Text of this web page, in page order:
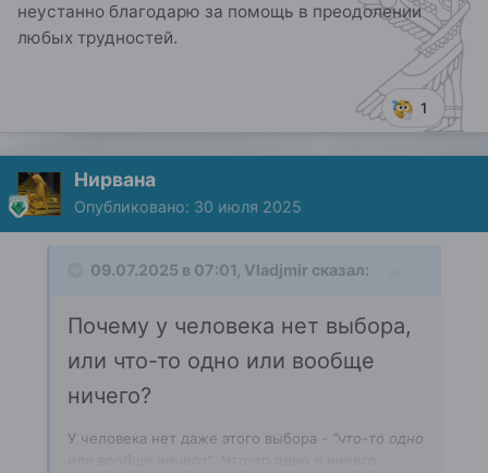
неустанно благодарю за помощь в преодолении
любых трудностей.
1
Нирвана
Опубликовано: 30 июля 2025
09.07.2025 в 07:01, Vladjmir сказал:
Почему у человека нет выбора,
или что-то одно или вообще
ничего?
У человека нет даже этого выбора - "что-то одно